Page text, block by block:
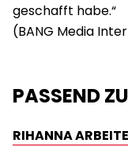
geschafft habe.“
PASSEND
RIHANNA